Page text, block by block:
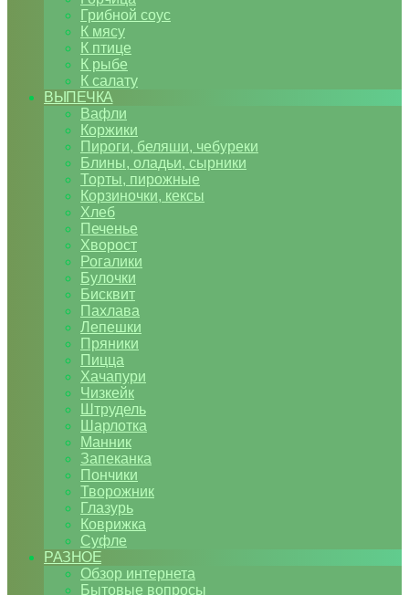
Грибной соус
К мясу
К птице
К рыбе
К салату
ВЫПЕЧКА
Вафли
Коржики
Пироги, беляши, чебуреки
Блины, оладьи, сырники
Торты, пирожные
Корзиночки, кексы
Хлеб
Печенье
Хворост
Рогалики
Булочки
Бисквит
Пахлава
Лепешки
Пряники
Пицца
Хачапури
Чизкейк
Штрудель
Шарлотка
Манник
Запеканка
Пончики
Творожник
Глазурь
Коврижка
Суфле
РАЗНОЕ
Обзор интернета
Бытовые вопросы